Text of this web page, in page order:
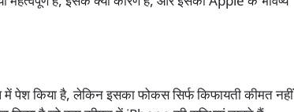
पेश किया है, लेकिन इसका फोकस सिर्फ किफायती कीमत नहीं